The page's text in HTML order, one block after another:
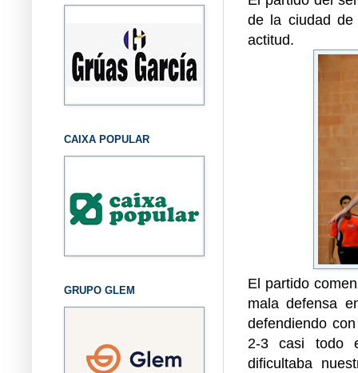
de la ciudad
actitud.
El partido
mala defensa
defendiendo
2-3 casi todo
dificultaba
CAIXA POPULAR
GRUPO GLEM